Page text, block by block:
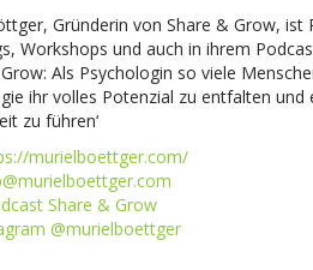
Gründerin von Share & Grow,
Workshops und auch in ihrem
Grow: Als Psychologin so viele
ihr volles Potenzial zu entfalten
zu führen‘
murielboettger.com/
Share & Grow
@murielboettger